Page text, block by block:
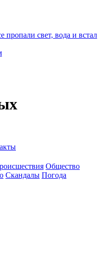
пропали свет, вода и встал
Общество
Скандалы Погода